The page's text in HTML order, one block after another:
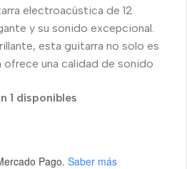
electroacústica de 12
y su sonido excepcional.
esta guitarra no solo es
una calidad de sonido
1 disponibles
Pago. Saber más